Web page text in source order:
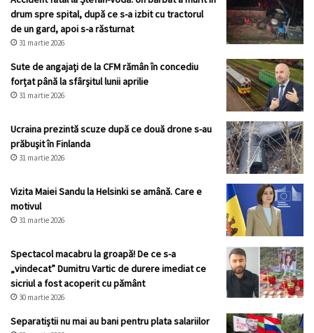
drum spre spital, după ce s-a izbit cu tractorul
de un gard, apoi s-a răsturnat
31 martie 2026
Sute de angajați de la CFM rămân în concediu
forțat până la sfârșitul lunii aprilie
31 martie 2026
Ucraina prezintă scuze după ce două drone s-au
prăbuşit în Finlanda
31 martie 2026
Vizita Maiei Sandu la Helsinki se amână. Care e
motivul
31 martie 2026
Spectacol macabru la groapă! De ce s-a
„vindecat” Dumitru Vartic de durere imediat ce
sicriul a fost acoperit cu pământ
30 martie 2026
Separatiștii nu mai au bani pentru plata salariilor